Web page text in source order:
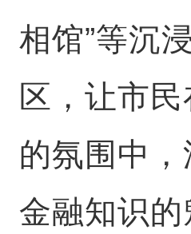
相馆”等沉
区，让市
的氛围中，
金融知识的